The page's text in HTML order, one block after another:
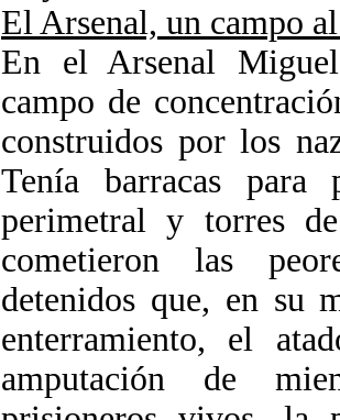
El Arsenal, un campo
En el Arsenal
campo de
construidos por los
Tenía barracas para
perimetral y torres
cometieron las
detenidos que, en su
enterramiento, el
amputación de